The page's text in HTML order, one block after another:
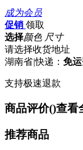
成为会员
促销 领取
选择颜色 尺寸
请选择收货地址
湖南省|快递： 免
支持极速退款
商品评价()查看
推荐商品